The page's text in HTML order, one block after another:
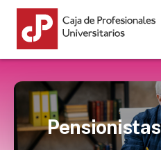
Pensionistas